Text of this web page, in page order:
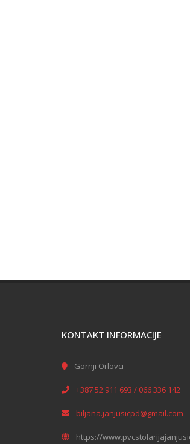
KONTAKT INFORMACIJE
Gornji Orlovci
+387 52 911 693 / 066 336 142
biljana.janjusicpd@gmail.com
https://